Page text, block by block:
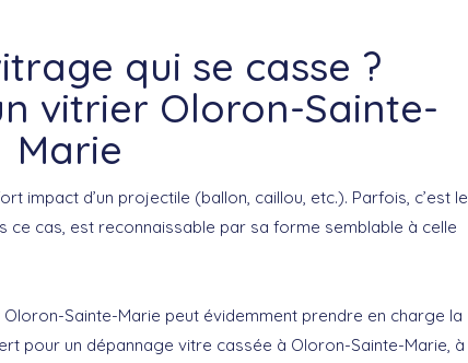
qui se casse ?
vitrier Oloron-Sainte-
Marie
impact d’un projectile (ballon, caillou, etc.). Parfois, c’est le
ce cas, est reconnaissable par sa forme semblable à celle
Sainte-Marie peut évidemment prendre en charge la
pour un dépannage vitre cassée à Oloron-Sainte-Marie, à